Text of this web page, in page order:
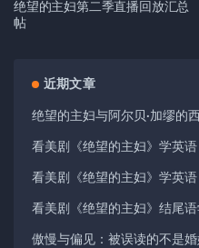
绝望的主妇第二季直播回放汇总
帖
近期文章
绝望的主妇与阿尔贝·加缪的
看美剧《绝望的主妇》学英
看美剧《绝望的主妇》学英
看美剧《绝望的主妇》结尾
傲慢与偏见：被误读的不是